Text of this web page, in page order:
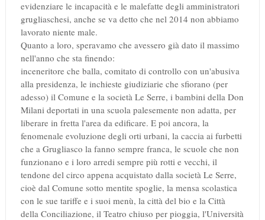
evidenziare le incapacità e le malefatte degli amministratori
grugliaschesi, anche se va detto che nel 2014 non abbiamo
lavorato niente male.
Quanto a loro, speravamo che avessero già dato il massimo
nell'anno che sta finendo:
inceneritore che balla, comitato di controllo con un'abusiva
alla presidenza, le inchieste giudiziarie che sfiorano (per
adesso) il Comune e la società Le Serre, i bambini della Don
Milani deportati in una scuola palesemente non adatta, per
liberare in fretta l'area da edificare. E poi ancora, la
fenomenale evoluzione degli orti urbani, la caccia ai furbetti
che a Grugliasco la fanno sempre franca, le scuole che non
funzionano e i loro arredi sempre più rotti e vecchi, il
tendone del circo appena acquistato dalla società Le Serre,
cioè dal Comune sotto mentite spoglie, la mensa scolastica
con le sue tariffe e i suoi menù, la città del bio e la Città
della Conciliazione, il Teatro chiuso per pioggia, l'Università